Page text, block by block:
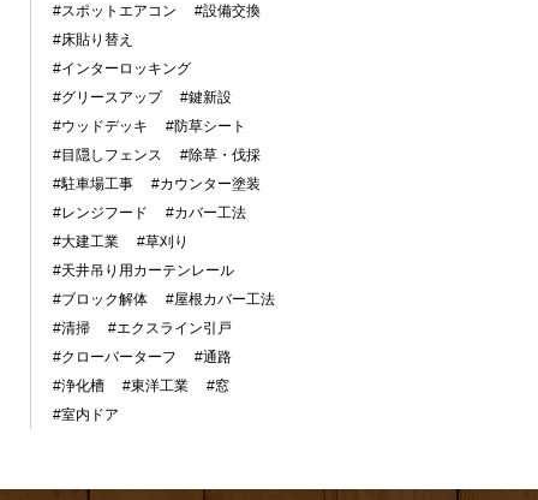
#スポットエアコン
#設備交換
#床貼り替え
#インターロッキング
#グリースアップ
#鍵新設
#ウッドデッキ
#防草シート
#目隠しフェンス
#除草・伐採
#駐車場工事
#カウンター塗装
#レンジフード
#カバー工法
#大建工業
#草刈り
#天井吊り用カーテンレール
#ブロック解体
#屋根カバー工法
#清掃
#エクスライン引戸
#クローバーターフ
#通路
#浄化槽
#東洋工業
#窓
#室内ドア